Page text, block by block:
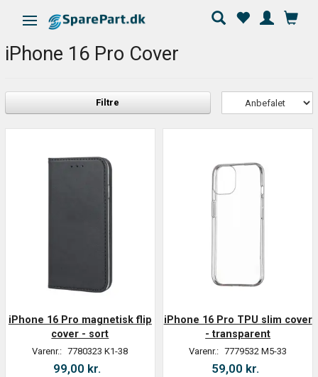
Skifte navigation
iPhone 16 Pro Cover
Filtre
iPhone 16 Pro magnetisk flip
cover - sort
Varenr.: 7780323 K1-38
99,00 kr.
iPhone 16 Pro TPU slim cover
- transparent
Varenr.: 7779532 M5-33
59,00 kr.